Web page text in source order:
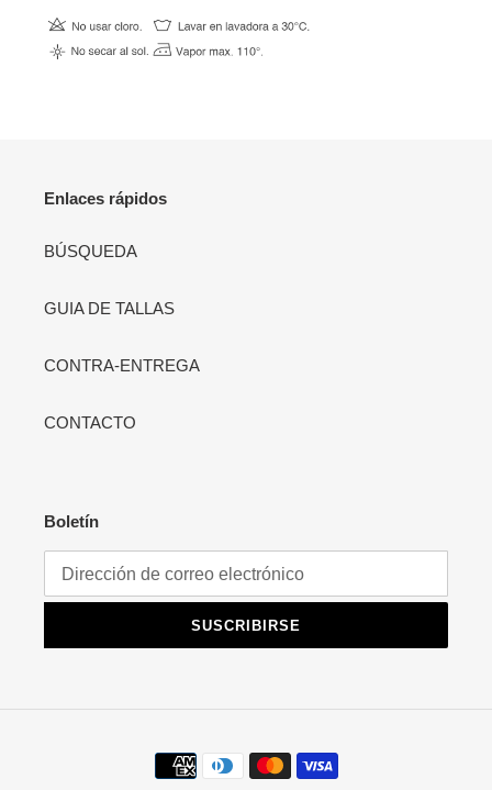
Enlaces rápidos
BÚSQUEDA
GUIA DE TALLAS
CONTRA-ENTREGA
CONTACTO
Boletín
SUSCRIBIRSE
Métodos
de